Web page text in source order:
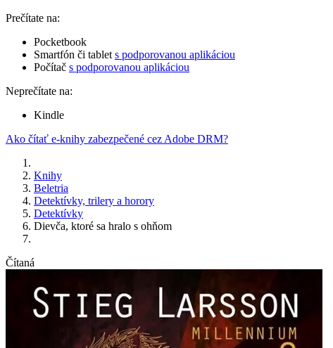
Prečítate na:
Pocketbook
Smartfón či tablet s podporovanou aplikáciou
Počítač s podporovanou aplikáciou
Neprečítate na:
Kindle
Ako čítať e-knihy zabezpečené cez Adobe DRM?
Knihy
Beletria
Detektívky, trilery a horory
Detektívky
Dievča, ktoré sa hralo s ohňom
Čítaná